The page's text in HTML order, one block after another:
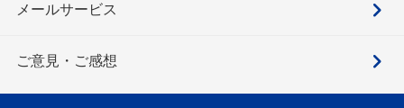
メールサービス
ご意見・ご感想